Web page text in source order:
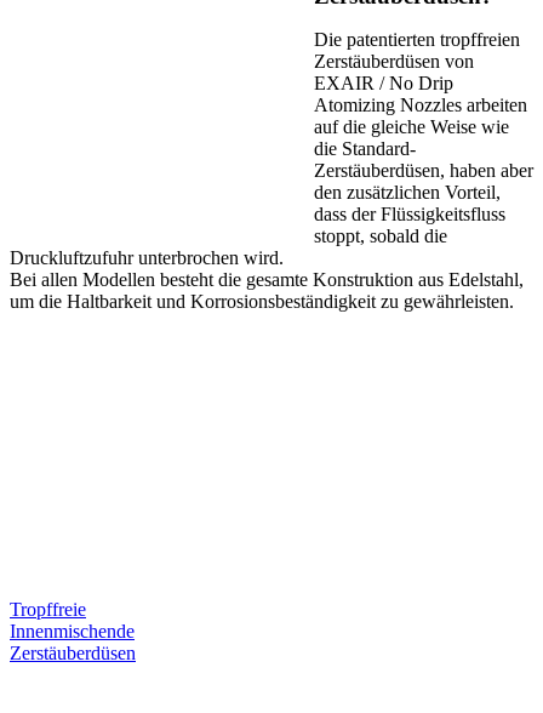
Die patentierten tropffreien
Zerstäuberdüsen von
EXAIR / No Drip
Atomizing Nozzles arbeiten
auf die gleiche Weise wie
die Standard-
Zerstäuberdüsen, haben aber
den zusätzlichen Vorteil,
dass der Flüssigkeitsfluss
stoppt, sobald die
Druckluftzufuhr unterbrochen wird.
Bei allen Modellen besteht die gesamte Konstruktion aus Edelstahl,
um die Haltbarkeit und Korrosionsbeständigkeit zu gewährleisten.
Tropffreie
Innenmischende
Zerstäuberdüsen